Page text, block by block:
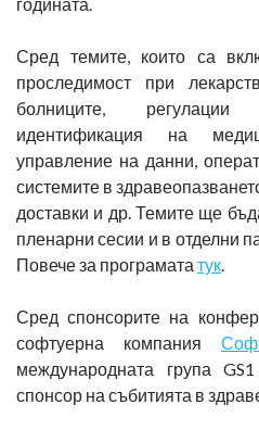
Сред темите, които са
проследимост при
болниците, регулации
идентификация на
управление на данни,
системите в
доставки и др. Темите ще
пленарни сесии и в отделни
Повече за програмата тук.
Сред спонсорите на
софтуерна компания
международната група
спонсор на събитията в